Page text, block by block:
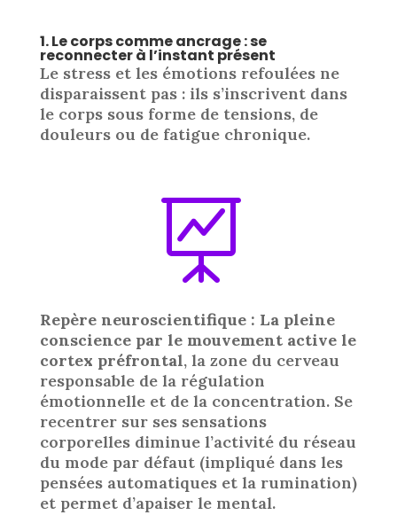
1. Le corps comme ancrage : se
reconnecter à l’instant présent
Le stress et les émotions refoulées ne
disparaissent pas : ils s’inscrivent dans
le corps sous forme de tensions, de
douleurs ou de fatigue chronique.

Repère neuroscientifique : La pleine
conscience par le mouvement active le
cortex préfrontal, la zone du cerveau
responsable de la régulation
émotionnelle et de la concentration. Se
recentrer sur ses sensations
corporelles diminue l’activité du réseau
du mode par défaut (impliqué dans les
pensées automatiques et la rumination)
et permet d’apaiser le mental.